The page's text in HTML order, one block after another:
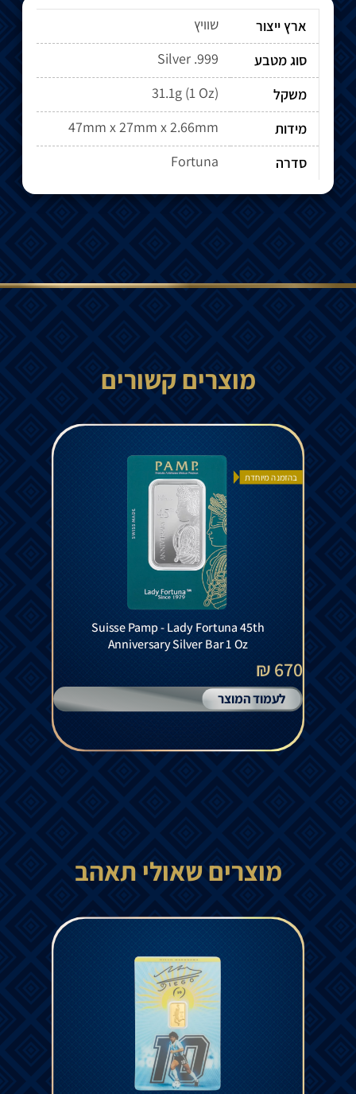
ארץ ייצור
שוויץ
סוג מטבע
Silver .999
משקל
31.1g (1 Oz)
מידות
47mm x 27mm x 2.66mm
סדרה
Fortuna
מוצרים קשורים
בהזמנה מיוחדת
Suisse Pamp - Lady Fortuna 45th
Anniversary Silver Bar 1 Oz
670 ₪
לעמוד המוצר
מוצרים שאולי תאהב